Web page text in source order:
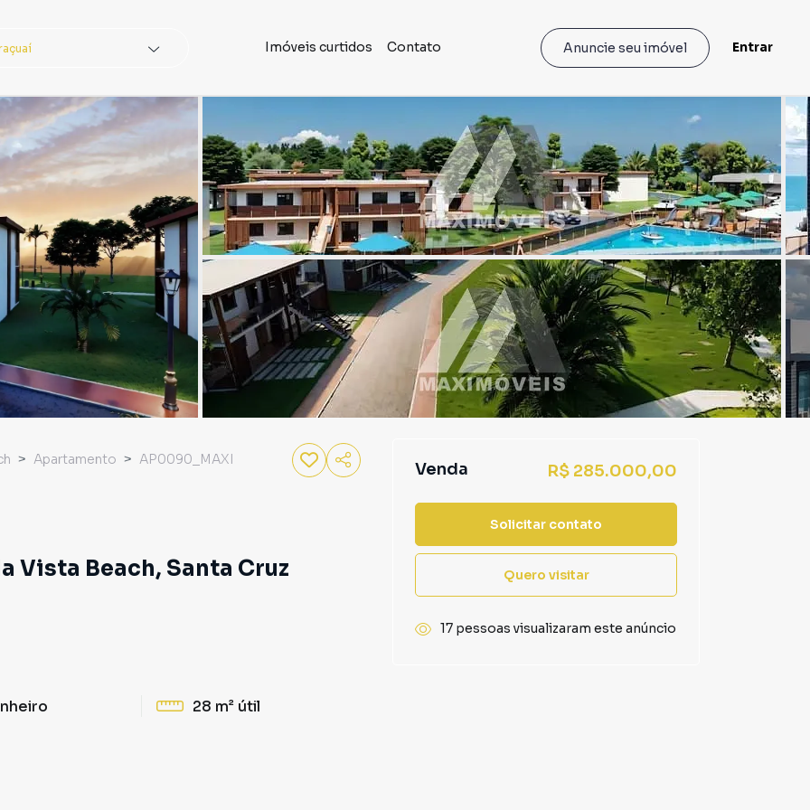
Buscar
Imóveis curtidos Contato Anuncie seu imóvel Entrar
Apartamento AP0090_MAXI
Vista Beach, Santa Cruz
28 m² útil
Venda R$ 285.000,00
Solicitar contato
Quero visitar
17 pessoas visualizaram este anúncio